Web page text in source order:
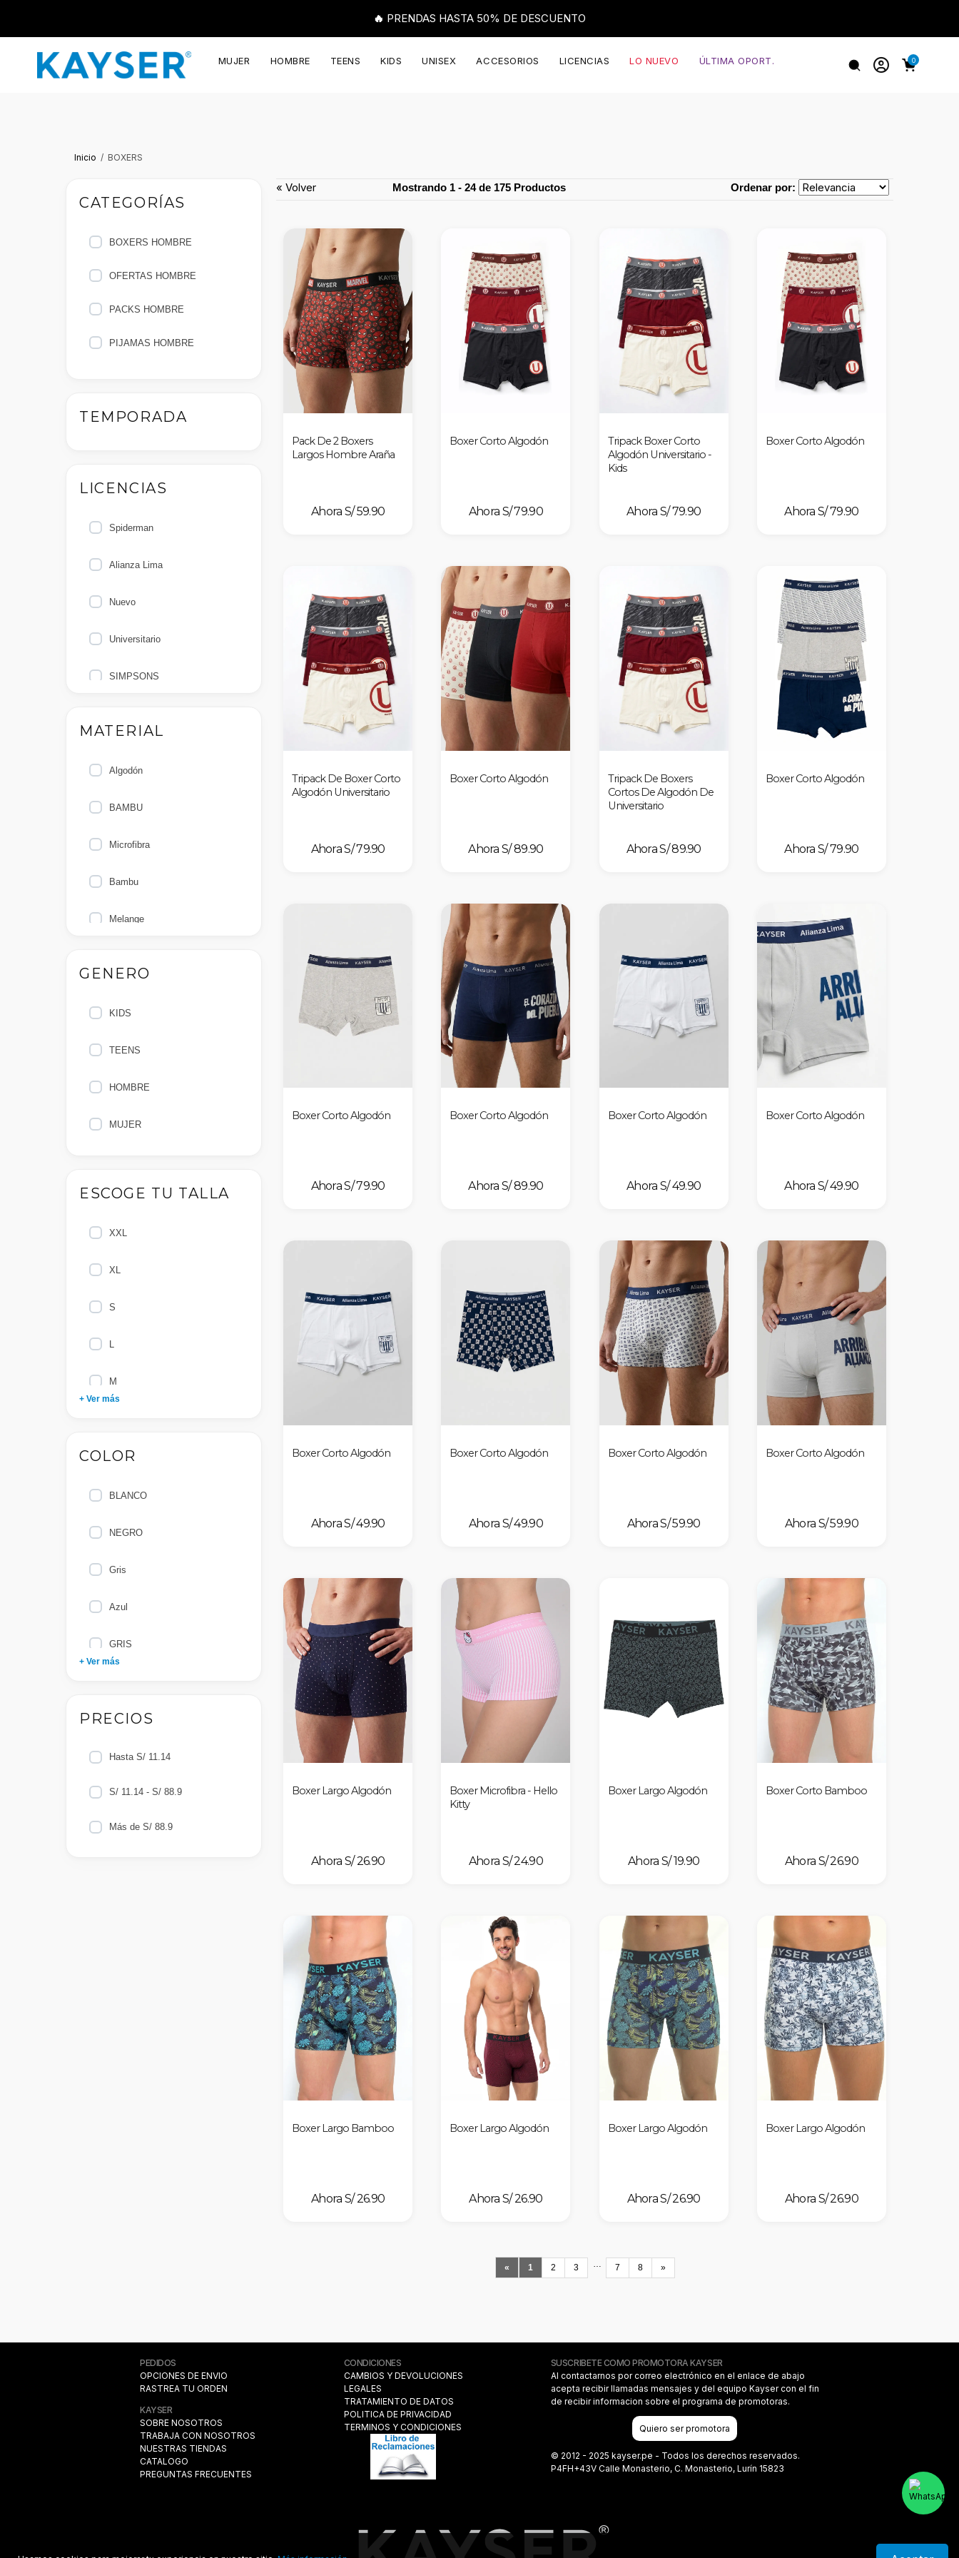
🔥 PRENDAS HASTA 50% DE DESCUENTO
MUJER HOMBRE TEENS KIDS UNISEX ACCESORIOS LICENCIAS LO NUEVO ÚLTIMA OPORT. 0
Inicio BOXERS
CATEGORÍAS
BOXERS HOMBRE
OFERTAS HOMBRE
PACKS HOMBRE
PIJAMAS HOMBRE
TEMPORADA
LICENCIAS
Spiderman
Alianza Lima
Nuevo
Universitario
SIMPSONS
MATERIAL
Algodón
BAMBU
Microfibra
Bambu
Melange
GENERO
KIDS
TEENS
HOMBRE
MUJER
ESCOGE TU TALLA
XXL
XL
S
L
M
14
12
16
10
6
4
2
+ Ver más
COLOR
BLANCO
NEGRO
Gris
Azul
GRIS
Negro
AZUL
Blanco
GRIS1
CELESTE
MARENGO
+ Ver más
PRECIOS
Hasta S/ 11.14
S/ 11.14 - S/ 88.9
Más de S/ 88.9
« Volver Mostrando 1 - 24 de 175 Productos Ordenar por:
Pack De 2 Boxers
Largos Hombre Araña
S/ 59.90
Boxer Corto Algodón
S/ 79.90
Tripack Boxer Corto
Algodón Universitario -
Kids
S/ 79.90
Boxer Corto Algodón
S/ 79.90
Tripack De Boxer Corto
Algodón Universitario
S/ 79.90
Boxer Corto Algodón
S/ 89.90
Tripack De Boxers
Cortos De Algodón De
Universitario
S/ 89.90
Boxer Corto Algodón
S/ 79.90
Boxer Corto Algodón
S/ 79.90
Boxer Corto Algodón
S/ 89.90
Boxer Corto Algodón
S/ 49.90
Boxer Corto Algodón
S/ 49.90
Boxer Corto Algodón
S/ 49.90
Boxer Corto Algodón
S/ 49.90
Boxer Corto Algodón
S/ 59.90
Boxer Corto Algodón
S/ 59.90
Boxer Largo Algodón
S/ 26.90
Boxer Microfibra - Hello
Kitty
S/ 24.90
Boxer Largo Algodón
S/ 19.90
Boxer Corto Bamboo
S/ 26.90
Boxer Largo Bamboo
S/ 26.90
Boxer Largo Algodón
S/ 26.90
Boxer Largo Algodón
S/ 26.90
Boxer Largo Algodón
S/ 26.90
« 1 2 3 7 8 »
PEDIDOS
OPCIONES DE ENVIO
RASTREA TU ORDEN
KAYSER
SOBRE NOSOTROS
TRABAJA CON NOSOTROS
NUESTRAS TIENDAS
CATALOGO
PREGUNTAS FRECUENTES
CONDICIONES
CAMBIOS Y DEVOLUCIONES
LEGALES
TRATAMIENTO DE DATOS
POLITICA DE PRIVACIDAD
TERMINOS Y CONDICIONES
SUSCRIBETE COMO PROMOTORA KAYSER
Al contactarnos por correo electrónico en el enlace de abajo
acepta recibir llamadas mensajes y del equipo Kayser con el fin
de recibir informacion sobre el programa de promotoras.
Quiero ser promotora
© 2012 - 2025 kayser.pe - Todos los derechos reservados.
P4FH+43V Calle Monasterio, C. Monasterio, Lurín 15823